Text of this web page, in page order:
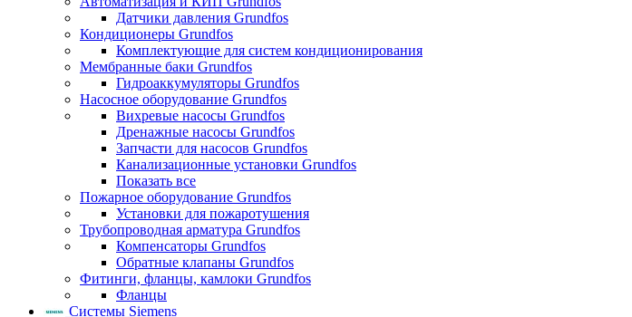
Датчики давления Grundfos
Кондиционеры Grundfos
Комплектующие для систем кондиционирования
Мембранные баки Grundfos
Гидроаккумуляторы Grundfos
Насосное оборудование Grundfos
Вихревые насосы Grundfos
Дренажные насосы Grundfos
Запчасти для насосов Grundfos
Канализационные установки Grundfos
Показать все
Пожарное оборудование Grundfos
Установки для пожаротушения
Трубопроводная арматура Grundfos
Компенсаторы Grundfos
Обратные клапаны Grundfos
Фитинги, фланцы, камлоки Grundfos
Фланцы
Системы Siemens